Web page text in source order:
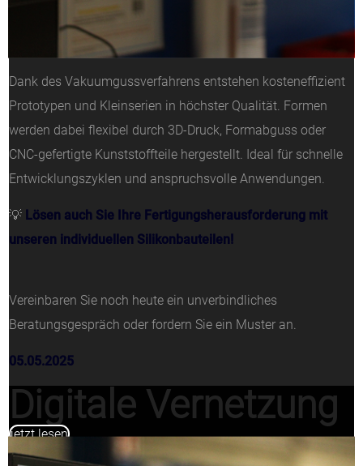
Silikon-Metall-Verbindung – zum Beispiel Silikonwalzen
Auch komplexe Geometrien sind möglich
Dank des Vakuumgussverfahrens entstehen kosteneffizient
Prototypen und Kleinserien in höchster Qualität. Formen
werden dabei flexibel durch 3D-Druck, Formabguss oder
CNC-gefertigte Kunststoffteile hergestellt. Ideal für schnelle
Entwicklungszyklen und anspruchsvolle Anwendungen.
💡 Lösen auch Sie Ihre Fertigungsherausforderung mit
unseren individuellen Silikonbauteilen!
Vereinbaren Sie noch heute ein unverbindliches
Beratungsgespräch oder fordern Sie ein Muster an.
05.05.2025
Digitale Vernetzung
jetzt lesen